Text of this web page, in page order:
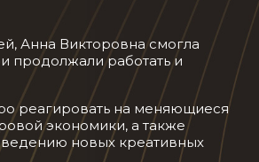
Анна Викторовна смогла
продолжали работать и
реагировать на меняющиеся
экономики, а также
новых креативных